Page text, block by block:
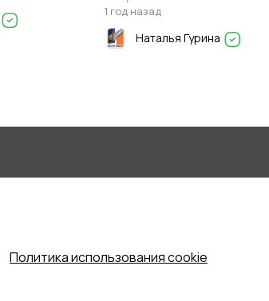
1 год назад
Наталья Гурина
Политика использования cookie